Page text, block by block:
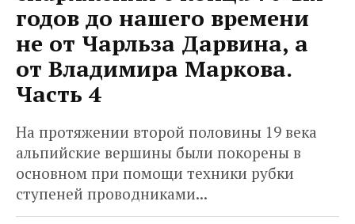
годов до нашего времени
не от Чарльза Дарвина, а
от Владимира Маркова.
Часть 4
На протяжении второй половины 19 века
альпийские вершины были покорены в
основном при помощи техники рубки
ступеней проводниками...